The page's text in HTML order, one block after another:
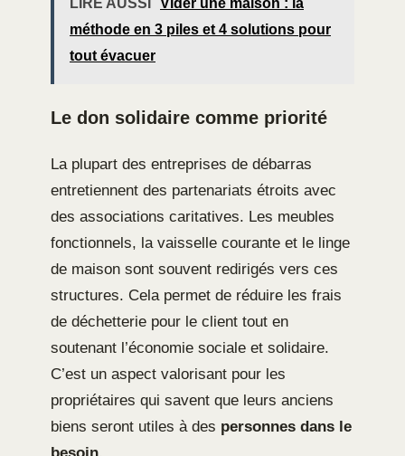
LIRE AUSSI
Vider une maison : la
méthode en 3 piles et 4 solutions pour
tout évacuer
Le don solidaire comme priorité
La plupart des entreprises de débarras
entretiennent des partenariats étroits avec
des associations caritatives. Les meubles
fonctionnels, la vaisselle courante et le linge
de maison sont souvent redirigés vers ces
structures. Cela permet de réduire les frais
de déchetterie pour le client tout en
soutenant l’économie sociale et solidaire.
C’est un aspect valorisant pour les
propriétaires qui savent que leurs anciens
biens seront utiles à des personnes dans le